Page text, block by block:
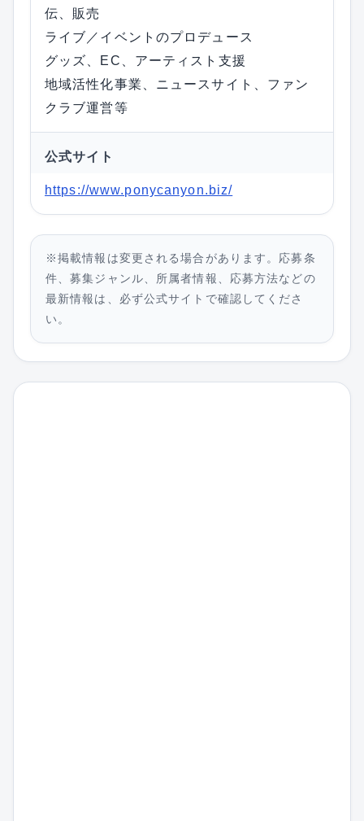
伝、販売
ライブ／イベントのプロデュース
グッズ、EC、アーティスト支援
地域活性化事業、ニュースサイト、ファン
クラブ運営等
公式サイト
https://www.ponycanyon.biz/
※掲載情報は変更される場合があります。応募条
件、募集ジャンル、所属者情報、応募方法などの
最新情報は、必ず公式サイトで確認してくださ
い。